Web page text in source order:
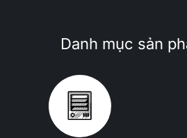
Danh mục sản